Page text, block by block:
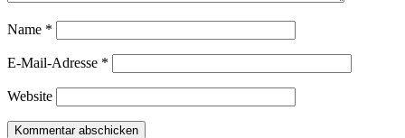
Name *
E-Mail-Adresse *
Website